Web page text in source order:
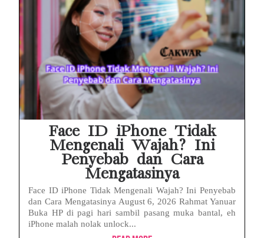
Face ID iPhone Tidak
Mengenali Wajah? Ini
Penyebab dan Cara
Mengatasinya
Face ID iPhone Tidak Mengenali Wajah? Ini Penyebab
dan Cara Mengatasinya August 6, 2026 Rahmat Yanuar
Buka HP di pagi hari sambil pasang muka bantal, eh
iPhone malah nolak unlock...